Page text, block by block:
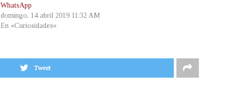
WhatsApp
domingo, 14 abril 2019 11:32 AM
En «Curiosidades»
Tweet